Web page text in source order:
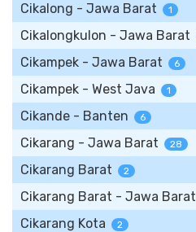
Cikalong - Jawa Barat 1
Cikalongkulon - Jawa Barat
Cikampek - Jawa Barat 6
Cikampek - West Java 1
Cikande - Banten 6
Cikarang - Jawa Barat 28
Cikarang Barat 2
Cikarang Barat - Jawa Barat
Cikarang Kota 2